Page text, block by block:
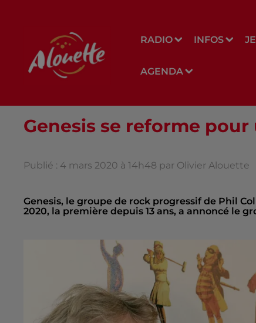
RADIO INFOS
AGENDA
Genesis se reforme
Publié : 4 mars 2020 à 14h48 par Olivier Alouette
Genesis, le groupe de rock progressif de Phil
2020, la première depuis 13 ans, a annoncé le